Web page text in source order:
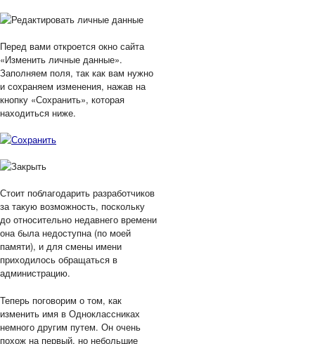
Перед вами откроется окно сайта
«Изменить личные данные».
Заполняем поля, так как вам нужно
и сохраняем изменения, нажав на
кнопку «Сохранить», которая
находиться ниже.
Стоит поблагодарить разработчиков
за такую возможность, поскольку
до относительно недавнего времени
она была недоступна (по моей
памяти), и для смены имени
приходилось обращаться в
администрацию.
Теперь поговорим о том, как
изменить имя в Одноклассниках
немного другим путем. Он очень
похож на первый, но небольшие